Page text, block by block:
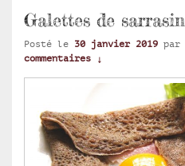
Galettes de sarrasin
Posté le 30 janvier 2019 par
commentaires ↓